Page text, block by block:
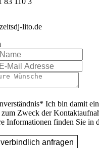
lito.de
Ich bin damit
Zweck der
Informationen finden Sie in
anfragen